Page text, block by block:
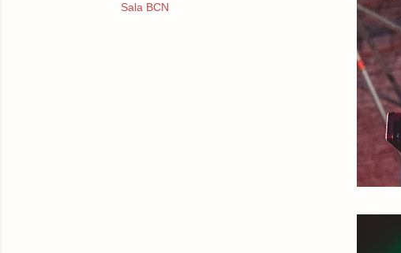
Sala BCN